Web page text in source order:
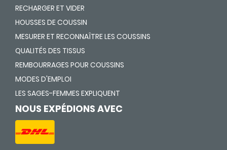
RECHARGER ET VIDER
HOUSSES DE COUSSIN
MESURER ET RECONNAÎTRE LES COUSSINS
QUALITÉS DES TISSUS
REMBOURRAGES POUR COUSSINS
MODES D'EMPLOI
LES SAGES-FEMMES EXPLIQUENT
NOUS EXPÉDIONS AVEC